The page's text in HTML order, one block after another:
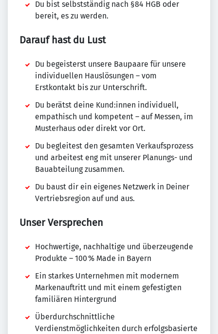
Du bist selbstständig nach §84 HGB oder
bereit, es zu werden.
Darauf hast du Lust
Du begeisterst unsere Baupaare für unsere
individuellen Hauslösungen – vom
Erstkontakt bis zur Unterschrift.
Du berätst deine Kund:innen individuell,
empathisch und kompetent – auf Messen, im
Musterhaus oder direkt vor Ort.
Du begleitest den gesamten Verkaufsprozess
und arbeitest eng mit unserer Planungs- und
Bauabteilung zusammen.
Du baust dir ein eigenes Netzwerk in Deiner
Vertriebsregion auf und aus.
Unser Versprechen
Hochwertige, nachhaltige und überzeugende
Produkte – 100 % Made in Bayern
Ein starkes Unternehmen mit modernem
Markenauftritt und mit einem gefestigten
familiären Hintergrund
Überdurchschnittliche
Verdienstmöglichkeiten durch erfolgsbasierte